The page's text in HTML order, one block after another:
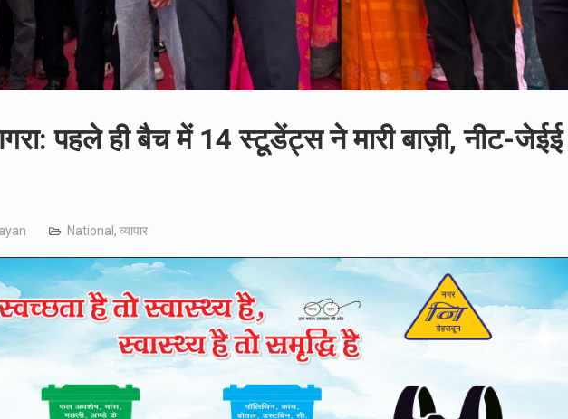
पहले ही बैच में 14 स्टूडेंट्स ने मारी बाज़ी, नीट-जेईई
National , व्यापार